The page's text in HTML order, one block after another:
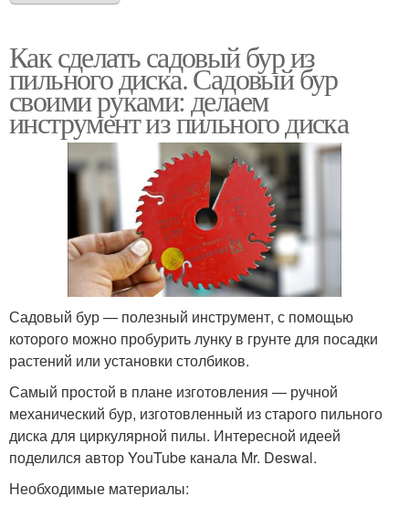
Фундамент для забора Декоративные столбы
Забор с кирпичными
столбами
Крепления к готовому
столбу
Забор с
использованием
Кирпич для столбов
Забор из
Кирпич для заборных
Кирпич для забора
Как сделать садовый бур из
пильного диска. Садовый бур
своими руками: делаем
инструмент из пильного диска
Садовый бур — полезный инструмент, с помощью
которого можно пробурить лунку в грунте для посадки
растений или установки столбиков.
Самый простой в плане изготовления — ручной
механический бур, изготовленный из старого пильного
диска для циркулярной пилы. Интересной идеей
поделился автор YouTube канала Mr. Deswal.
Необходимые материалы: